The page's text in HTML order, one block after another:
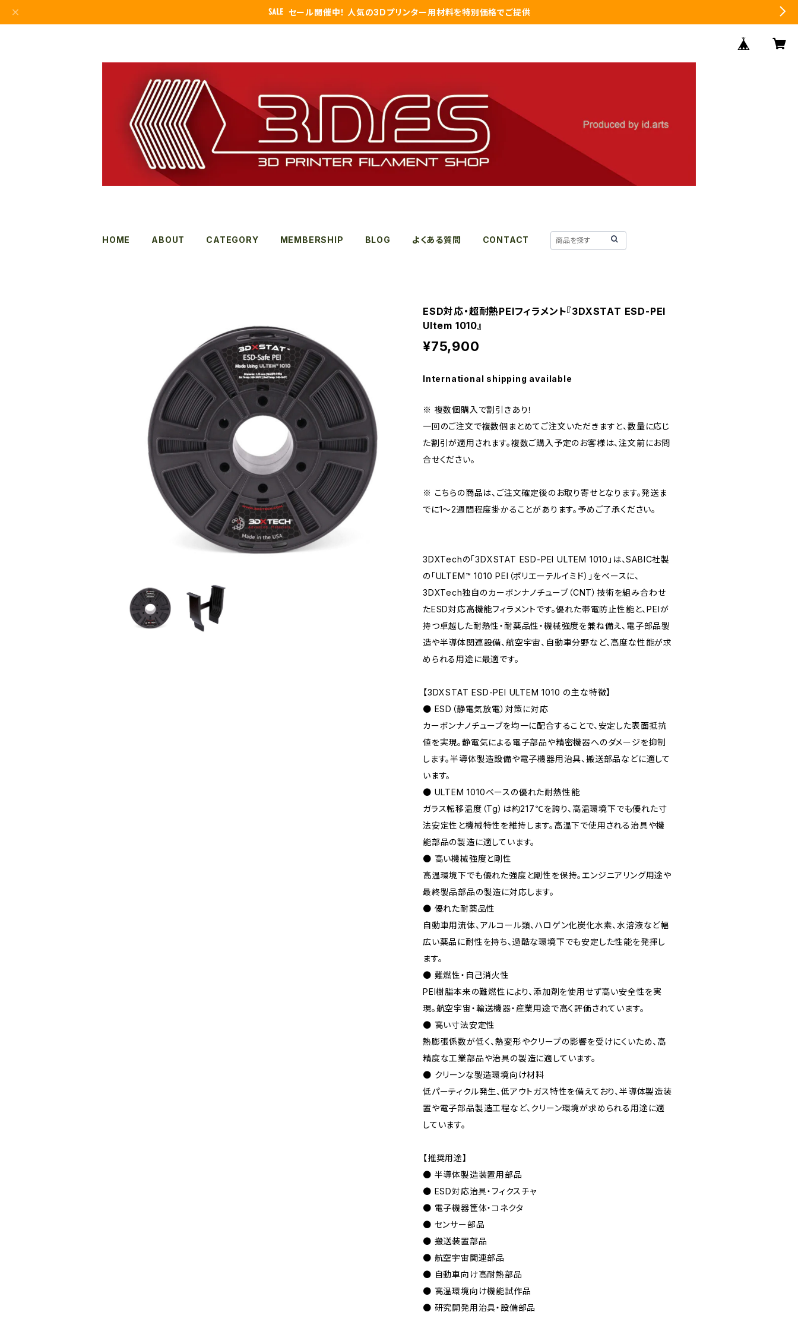
セール開催中！ 人気の3Dプリンター用材料を特別価格でご提供
HOME ABOUT CATEGORY MEMBERSHIP BLOG よくある質問 CONTACT
ESD対応・超耐熱PEIフィラメント『3DXSTAT ESD-PEI
Ultem 1010』
¥75,900
International shipping available
※ 複数個購入で割引きあり！
一回のご注文で複数個まとめてご注文いただきますと、数量に応じ
た割引が適用されます。複数ご購入予定のお客様は、注文前にお問
合せください。
※ こちらの商品は、ご注文確定後のお取り寄せとなります。発送ま
でに1～2週間程度掛かることがあります。予めご了承ください。
3DXTechの「3DXSTAT ESD-PEI ULTEM 1010」は、SABIC社製
の「ULTEM™ 1010 PEI（ポリエーテルイミド）」をベースに、
3DXTech独自のカーボンナノチューブ（CNT）技術を組み合わせ
たESD対応高機能フィラメントです。優れた帯電防止性能と、PEIが
持つ卓越した耐熱性・耐薬品性・機械強度を兼ね備え、電子部品製
造や半導体関連設備、航空宇宙、自動車分野など、高度な性能が求
められる用途に最適です。
【3DXSTAT ESD-PEI ULTEM 1010 の主な特徴】
● ESD（静電気放電）対策に対応
カーボンナノチューブを均一に配合することで、安定した表面抵抗
値を実現。静電気による電子部品や精密機器へのダメージを抑制
します。半導体製造設備や電子機器用治具、搬送部品などに適して
います。
● ULTEM 1010ベースの優れた耐熱性能
ガラス転移温度（Tg）は約217℃を誇り、高温環境下でも優れた寸
法安定性と機械特性を維持します。高温下で使用される治具や機
能部品の製造に適しています。
● 高い機械強度と剛性
高温環境下でも優れた強度と剛性を保持。エンジニアリング用途や
最終製品部品の製造に対応します。
● 優れた耐薬品性
自動車用流体、アルコール類、ハロゲン化炭化水素、水溶液など幅
広い薬品に耐性を持ち、過酷な環境下でも安定した性能を発揮し
ます。
● 難燃性・自己消火性
PEI樹脂本来の難燃性により、添加剤を使用せず高い安全性を実
現。航空宇宙・輸送機器・産業用途で高く評価されています。
● 高い寸法安定性
熱膨張係数が低く、熱変形やクリープの影響を受けにくいため、高
精度な工業部品や治具の製造に適しています。
● クリーンな製造環境向け材料
低パーティクル発生、低アウトガス特性を備えており、半導体製造装
置や電子部品製造工程など、クリーン環境が求められる用途に適
しています。
【推奨用途】
● 半導体製造装置用部品
● ESD対応治具・フィクスチャ
● 電子機器筐体・コネクタ
● センサー部品
● 搬送装置部品
● 航空宇宙関連部品
● 自動車向け高耐熱部品
● 高温環境向け機能試作品
● 研究開発用治具・設備部品